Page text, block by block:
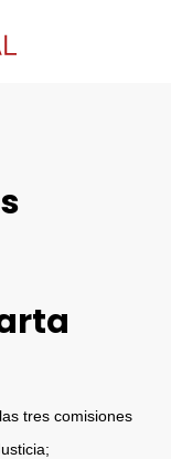
tres comisiones